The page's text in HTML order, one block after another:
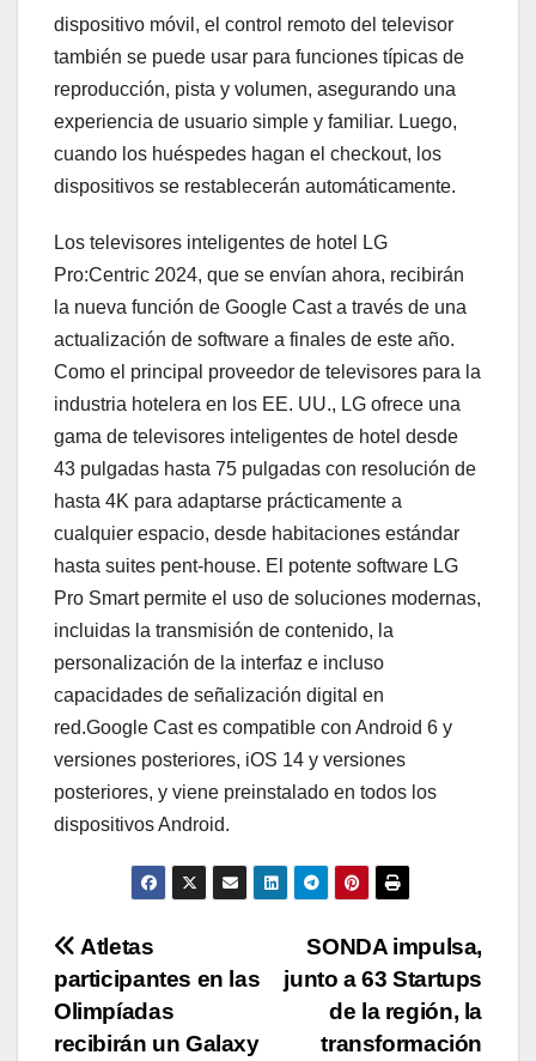
dispositivo móvil, el control remoto del televisor
también se puede usar para funciones típicas de
reproducción, pista y volumen, asegurando una
experiencia de usuario simple y familiar. Luego,
cuando los huéspedes hagan el checkout, los
dispositivos se restablecerán automáticamente.
Los televisores inteligentes de hotel LG
Pro:Centric 2024, que se envían ahora, recibirán
la nueva función de Google Cast a través de una
actualización de software a finales de este año.
Como el principal proveedor de televisores para la
industria hotelera en los EE. UU., LG ofrece una
gama de televisores inteligentes de hotel desde
43 pulgadas hasta 75 pulgadas con resolución de
hasta 4K para adaptarse prácticamente a
cualquier espacio, desde habitaciones estándar
hasta suites pent-house. El potente software LG
Pro Smart permite el uso de soluciones modernas,
incluidas la transmisión de contenido, la
personalización de la interfaz e incluso
capacidades de señalización digital en
red.Google Cast es compatible con Android 6 y
versiones posteriores, iOS 14 y versiones
posteriores, y viene preinstalado en todos los
dispositivos Android.
Navegación
de
SONDA impulsa,
junto a 63 Startups
de la región, la
transformación
Atletas
participantes en las
Olimpíadas
recibirán un Galaxy